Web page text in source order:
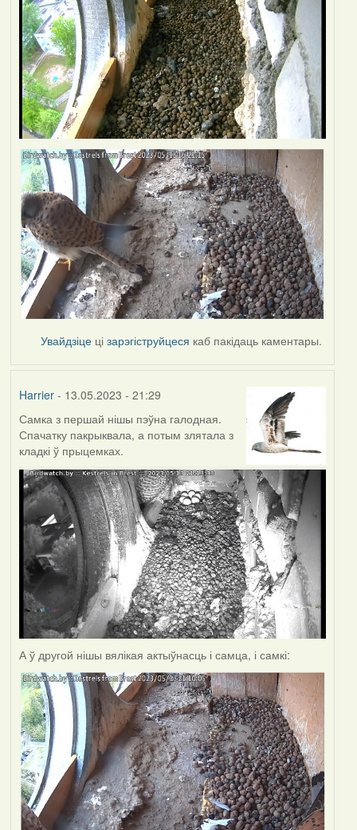
Увайдзіце цізарэгіструйцеся каб пакідаць каментары.
Harrier- 13.05.2023 - 21:29
Самка з першай нішы пэўна галодная.
Спачатку пакрыквала, а потым злятала з
кладкі ў прыцемках.
А ў другой нішы вялікая актыўнасць і самца, і самкі: